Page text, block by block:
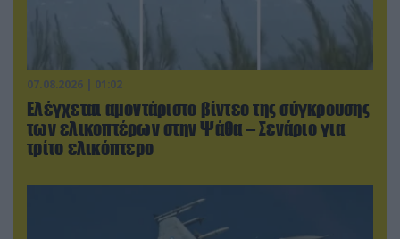
07.08.2026 | 01:02
Ελέγχεται αμοντάριστο βίντεο της σύγκρουσης
των ελικοπτέρων στην Ψάθα – Σενάριο για
τρίτο ελικόπτερο